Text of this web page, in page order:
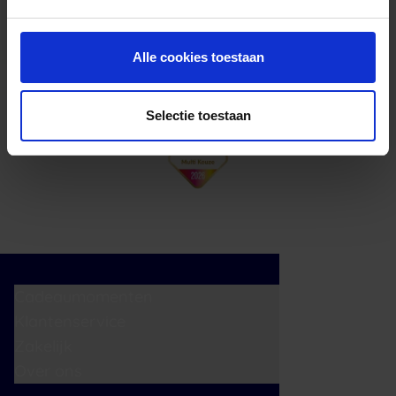
Alle cookies toestaan
Selectie toestaan